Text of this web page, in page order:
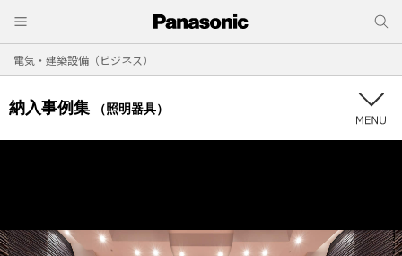
電気・建築設備（ビジネス）
納入事例集 （照明器具）